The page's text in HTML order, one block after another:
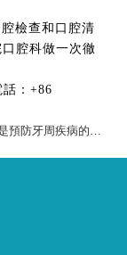
檢查和口腔清
腔科做一次徹
：+86
防牙周疾病的有效措施呢？